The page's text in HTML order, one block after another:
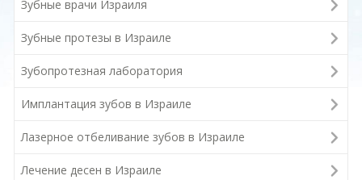
Зубные врачи Израиля
Зубные протезы в Израиле
Зубопротезная лаборатория
Имплантация зубов в Израиле
Лазерное отбеливание зубов в Израиле
Лечение десен в Израиле